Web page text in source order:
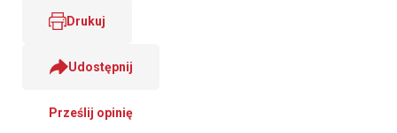
Drukuj
Udostępnij
Prześlij opinię